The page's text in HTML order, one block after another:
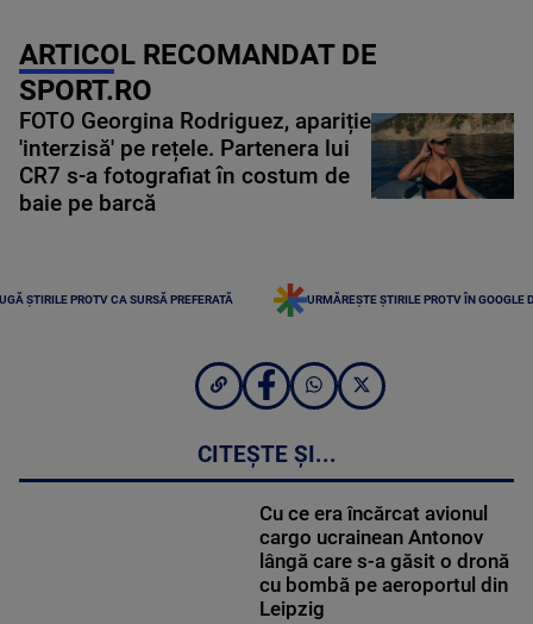
ARTICOL RECOMANDAT DE
SPORT.RO
FOTO Georgina Rodriguez, apariție
'interzisă' pe rețele. Partenera lui
CR7 s-a fotografiat în costum de
baie pe barcă
ȘTIRILE PROTV CA SURSĂ PREFERATĂ URMĂREȘTE ȘTIRILE PROTV ÎN GOOGLE
CITEȘTE ȘI...
Cu ce era încărcat avionul
cargo ucrainean Antonov
lângă care s-a găsit o dronă
cu bombă pe aeroportul din
Leipzig